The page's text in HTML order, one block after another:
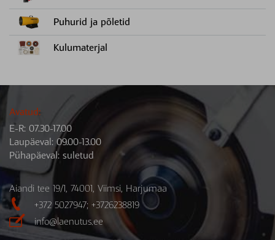
Puhurid ja põletid
Kulumaterjal
Avatud:
E-R: 07.30-17.00
Laupäeval: 09.00-13.00
Pühapäeval: suletud
Aiandi tee 19/1, 74001, Viimsi, Harjumaa
 +372 5027947; +3726238819
 info@laenutus.ee